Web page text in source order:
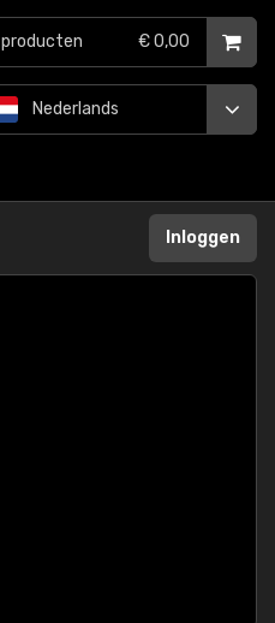
Nederlands
producten € 0,00
Inloggen